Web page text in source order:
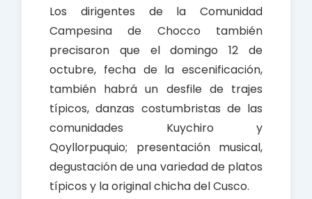
Los dirigentes de la Comunidad
Campesina de Chocco también
precisaron que el domingo 12 de
octubre, fecha de la escenificación,
también habrá un desfile de trajes
típicos, danzas costumbristas de las
comunidades Kuychiro y
Qoyllorpuquio; presentación musical,
degustación de una variedad de platos
típicos y la original chicha del Cusco.